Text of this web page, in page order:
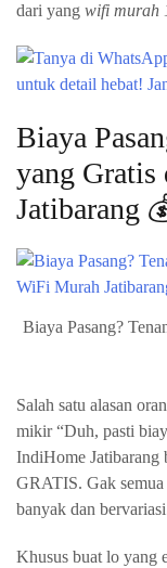
dari yang wifi murah
Biaya
yang Gratis
Jatibarang
Biaya Pasang?
Salah satu alasan
mikir “Duh, pasti
IndiHome Jatibarang
GRATIS. Gak
banyak dan
Khusus buat lo yang